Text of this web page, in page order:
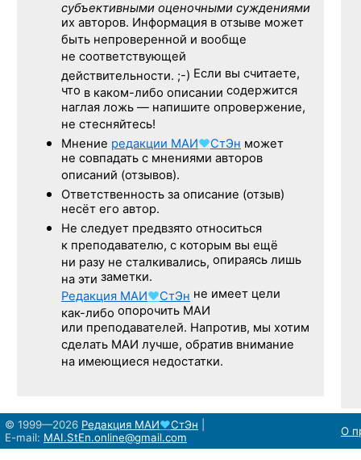
субъективными оценочными суждениями
их авторов. Информация в отзыве может
быть непроверенной и вообще
не соответствующей
действительности. ;-) Если вы считаете,
что в каком-либо описании содержится
наглая ложь — напишите опровержение,
не стесняйтесь!
Мнение редакции МАИ♥СтЭн может
не совпадать с мнениями авторов
описаний (отзывов).
Ответственность за описание (отзыв)
несёт его автор.
Не следует предвзято относиться
к преподавателю, с которым вы ещё
ни разу не сталкивались, опираясь лишь
на эти заметки.
Редакция МАИ♥СтЭн не имеет цели
как-либо опорочить МАИ
или преподавателей. Напротив, мы хотим
сделать МАИ лучше, обратив внимание
на имеющиеся недостатки.
© 1999—2026 Редакция МАИ♥СтЭн
E-mail: MAI.StEn.online@gmail.com О